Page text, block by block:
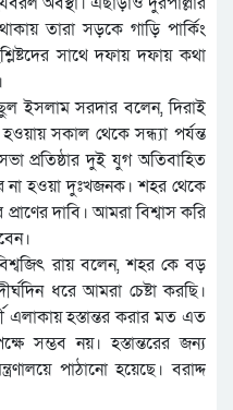
তারা সড়কে গাড়ি পার্কিং
সাথে দফায় দফায় কথা
ইসলাম সরদার বলেন, দিরাই
সকাল থেকে সন্ধ্যা পর্যন্ত
প্রতিষ্ঠার দুই যুগ অতিবাহিত
না হওয়া দুঃখজনক। শহর থেকে
প্রাণের দাবি। আমরা বিশ্বাস করি
রায় বলেন, শহর কে বড়
ধরে আমরা চেষ্টা করছি।
এলাকায় হস্তান্তর করার মত এত
সম্ভব নয়। হস্তান্তরের জন্য
পাঠানো হয়েছে। বরাদ্দ